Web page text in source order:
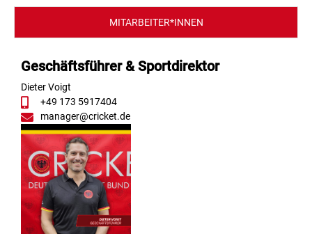
MITARBEITER*INNEN
Geschäftsführer & Sportdirektor
Dieter Voigt
+49 173 5917404
manager@cricket.de